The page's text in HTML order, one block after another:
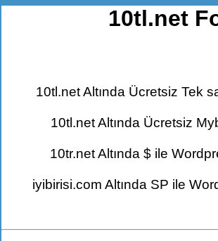
10tl.net
10tl.net Altında Ücretsiz Tek
10tl.net Altında Ücretsiz
10tr.net Altında $ ile
iyibirisi.com Altında SP ile